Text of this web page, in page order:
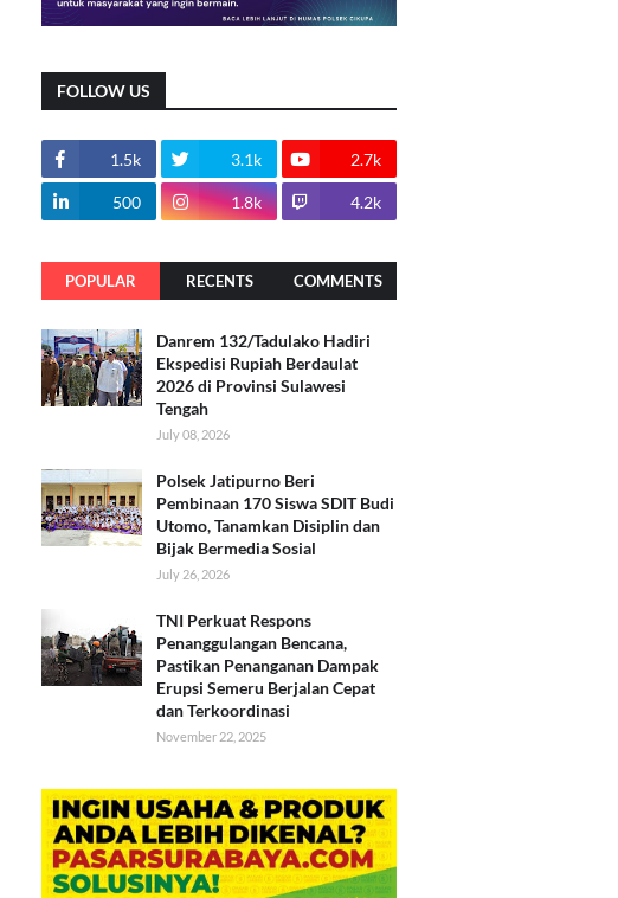
FOLLOW US
1.5k 3.1k 2.7k
500 1.8k 4.2k
POPULAR RECENTS COMMENTS
Danrem 132/Tadulako Hadiri
Ekspedisi Rupiah Berdaulat
2026 di Provinsi Sulawesi
Tengah
July 08, 2026
Polsek Jatipurno Beri
Pembinaan 170 Siswa SDIT Budi
Utomo, Tanamkan Disiplin dan
Bijak Bermedia Sosial
July 26, 2026
TNI Perkuat Respons
Penanggulangan Bencana,
Pastikan Penanganan Dampak
Erupsi Semeru Berjalan Cepat
dan Terkoordinasi
November 22, 2025